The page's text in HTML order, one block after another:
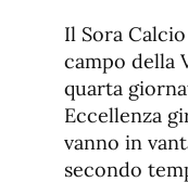
Il Sora
campo della
quarta
Eccellenza
vanno in
secondo